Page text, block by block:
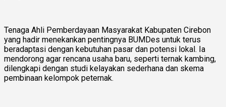
Tenaga Ahli Pemberdayaan Masyarakat Kabupaten Cirebon
yang hadir menekankan pentingnya BUMDes untuk terus
beradaptasi dengan kebutuhan pasar dan potensi lokal. Ia
mendorong agar rencana usaha baru, seperti ternak kambing,
dilengkapi dengan studi kelayakan sederhana dan skema
pembinaan kelompok peternak.